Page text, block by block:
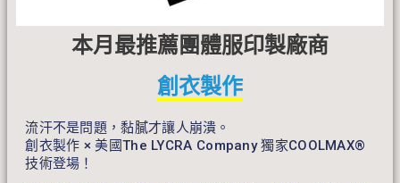
本月最推薦團體服印製廠商
創衣製作
流汗不是問題，黏膩才讓人崩潰。
創衣製作 × 美國The LYCRA Company 獨家COOLMAX®
技術登場！